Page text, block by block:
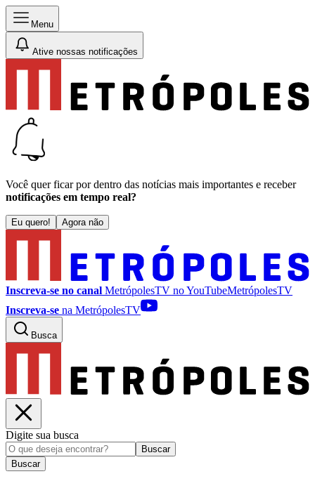
Menu
Ative nossas notificações
Você quer ficar por dentro das notícias mais importantes e receber
notificações em tempo real?
Eu quero! Agora não
Inscreva-se no canal MetrópolesTV noYouTubeMetrópolesTV
Inscreva-se na MetrópolesTV
Busca
Digite sua busca
Buscar
Buscar